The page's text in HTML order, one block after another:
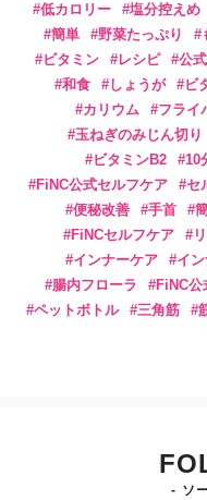
低カロリー
塩分控えめ
簡単
野菜たっぷり
ビタミン
レシピ 公
和食
しょうが ビ
カリウム
フライ
玉ねぎのみじん切り
ビタミンB2
10
FiNC公式セルフケア
セ
便秘改善
手首
FiNCセルフケア
インナーケア
イ
腸内フローラ
FiNC公
ペットボトル
三角筋
ソ